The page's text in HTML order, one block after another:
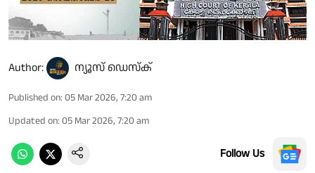
Author: ന്യൂസ് ഡെസ്ക്
Published on: 05 Mar 2026, 7:20 am
Updated on: 05 Mar 2026, 7:20 am
Follow Us